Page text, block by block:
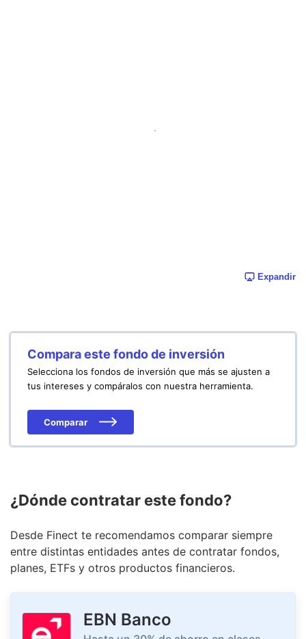
Expandir
Compara este fondo de inversión
Selecciona los fondos de inversión que más se ajusten a
tus intereses y compáralos con nuestra herramienta.
Comparar
¿Dónde contratar este fondo?
Desde Finect te recomendamos comparar siempre
entre distintas entidades antes de contratar fondos,
planes, ETFs y otros productos financieros.
EBN Banco